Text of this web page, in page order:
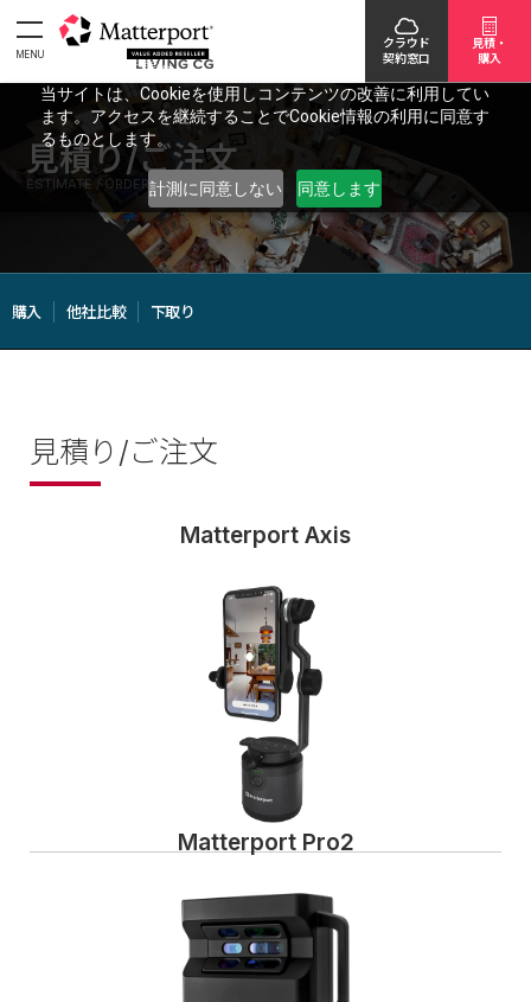
当サイトは、Cookieを使用しコンテンツの改善に利用してい
ます。アクセスを継続することでCookie情報の利用に同意す
るものとします。
計測に同意しない 同意します
MENU
クラウド
契約窓口
見積・
購入
見積り/ご注文
ESTIMATE / ORDER
購入 他社比較 下取り
見積り/ご注文
Matterport Axis
Matterport Pro2